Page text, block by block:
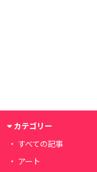
カテゴリー
すべての記事
アート